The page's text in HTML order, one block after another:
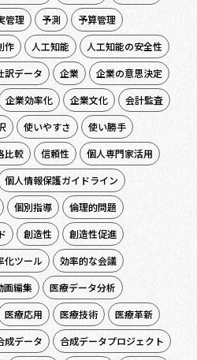
管理 予測
予算管理
作 人工知能
人工知能の安全性
訳データ 企業
企業の意思決定
企業効率化 企業文化
会計監査
使いやすさ
使い勝手
比較 信頼性
個人専門家活用
個人情報保護ガイドライン
個別指導
倫理的問題
創造性
創造性促進
化ツール
効率的な会議
画編集
医療データ分析
医療応用 医療技術
医療革新
成データ
合成データプロジェクト